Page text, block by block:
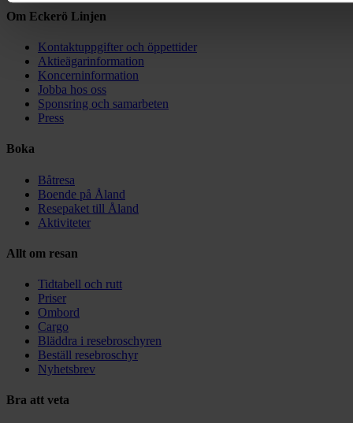
Om Eckerö Linjen
Kontaktuppgifter och öppettider
Aktieägarinformation
Koncerninformation
Jobba hos oss
Sponsring och samarbeten
Press
Boka
Båtresa
Boende på Åland
Resepaket till Åland
Aktiviteter
Allt om resan
Tidtabell och rutt
Priser
Ombord
Cargo
Bläddra i resebroschyren
Beställ resebroschyr
Nyhetsbrev
Bra att veta